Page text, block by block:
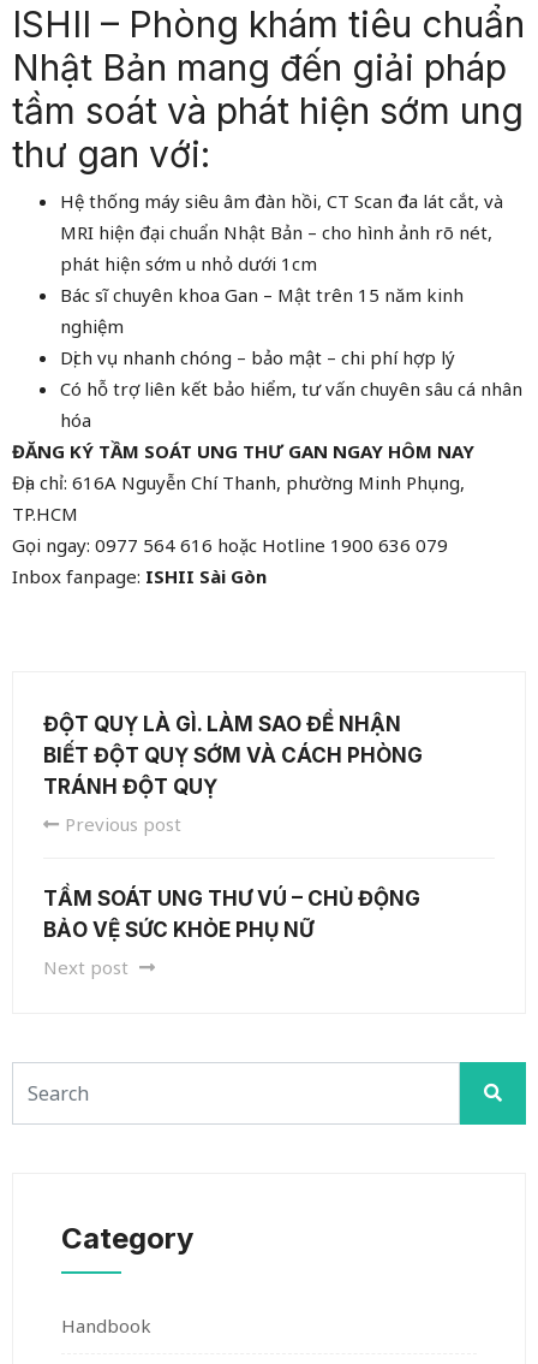
ISHII – Phòng khám tiêu chuẩn
Nhật Bản mang đến giải pháp
tầm soát và phát hiện sớm ung
thư gan với:
Hệ thống máy siêu âm đàn hồi, CT Scan đa lát cắt, và
MRI hiện đại chuẩn Nhật Bản – cho hình ảnh rõ nét,
phát hiện sớm u nhỏ dưới 1cm
Bác sĩ chuyên khoa Gan – Mật trên 15 năm kinh
nghiệm
Dịch vụ nhanh chóng – bảo mật – chi phí hợp lý
Có hỗ trợ liên kết bảo hiểm, tư vấn chuyên sâu cá nhân
hóa
ĐĂNG KÝ TẦM SOÁT UNG THƯ GAN NGAY HÔM NAY
Địa chỉ: 616A Nguyễn Chí Thanh, phường Minh Phụng,
TP.HCM
Gọi ngay: 0977 564 616 hoặc Hotline 1900 636 079
Inbox fanpage: ISHII Sài Gòn
ĐỘT QUỴ LÀ GÌ. LÀM SAO ĐỂ NHẬN
BIẾT ĐỘT QUỴ SỚM VÀ CÁCH PHÒNG
TRÁNH ĐỘT QUỴ
Previous post
TẦM SOÁT UNG THƯ VÚ – CHỦ ĐỘNG
BẢO VỆ SỨC KHỎE PHỤ NỮ
Next post
Category
Handbook